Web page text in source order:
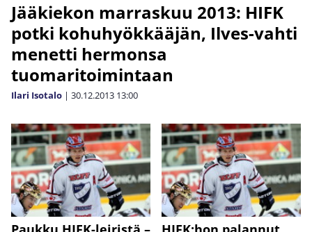
Jääkiekon marraskuu 2013: HIFK
potki kohuhyökkääjän, Ilves-vahti
menetti hermonsa
tuomaritoimintaan
Ilari Isotalo | 30.12.2013 13:00